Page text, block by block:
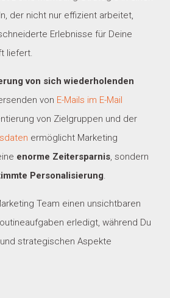
der nicht nur effizient arbeitet,
Erlebnisse für Deine
liefert.
von sich wiederholenden
von E-Mails im E-Mail
von Zielgruppen und der
ermöglicht Marketing
enorme Zeitersparnis, sondern
Personalisierung.
Team einen unsichtbaren
erledigt, während Du
strategischen Aspekte